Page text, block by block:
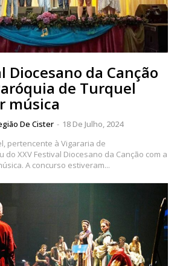
Diocesano da Canção
de Turquel
música
De Cister - 18 De Julho, 2024
pertencente à Vigararia de
do XXV Festival Diocesano da Canção com a
distinção de melhor música. A concurso estiveram...